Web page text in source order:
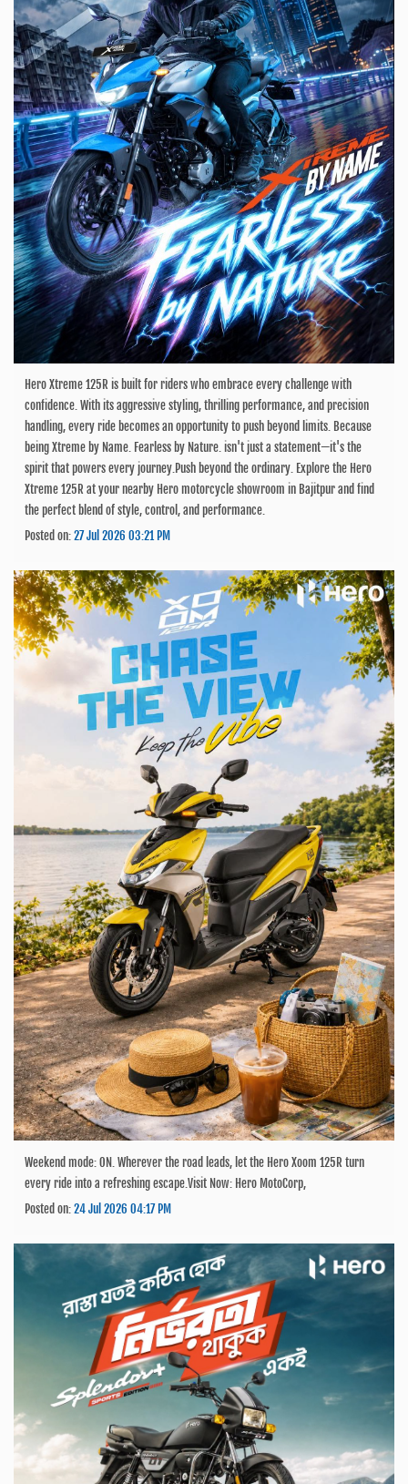
Hero Xtreme 125R is built for riders who embrace every challenge with
confidence. With its aggressive styling, thrilling performance, and precision
handling, every ride becomes an opportunity to push beyond limits. Because
being Xtreme by Name. Fearless by Nature. isn't just a statement—it's the
spirit that powers every journey.Push beyond the ordinary. Explore the Hero
Xtreme 125R at your nearby Hero motorcycle showroom in Bajitpur and find
the perfect blend of style, control, and performance.
Posted on:27 Jul 2026 03:21 PM
Weekend mode: ON. Wherever the road leads, let the Hero Xoom 125R turn
every ride into a refreshing escape.Visit Now: Hero MotoCorp,
Posted on:24 Jul 2026 04:17 PM